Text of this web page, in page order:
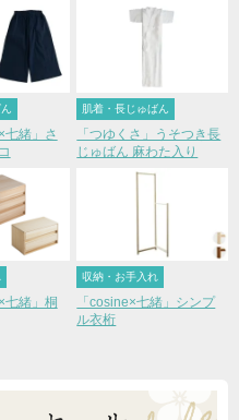
七緒」さ
肌着・長じゅばん
「つゆくさ」うそつき長
じゅばん 麻わた入り
七緒」桐
収納・お手入れ
「cosine×七緒」シンプ
ル衣桁